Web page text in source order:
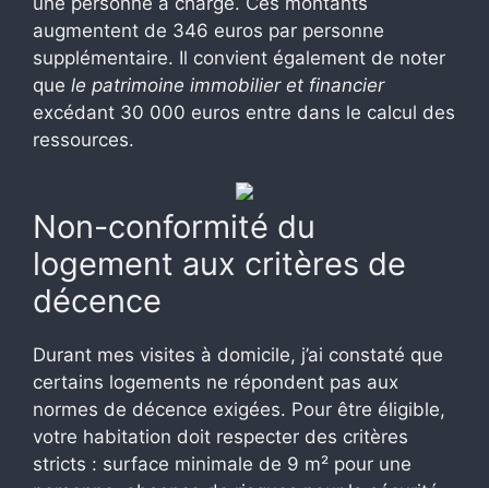
augmentent de 346 euros par personne
supplémentaire. Il convient également de noter
que le patrimoine immobilier et financier
excédant 30 000 euros entre dans le calcul des
ressources.
Non-conformité du
logement aux critères de
décence
Durant mes visites à domicile, j’ai constaté que
certains logements ne répondent pas aux
normes de décence exigées. Pour être éligible,
votre habitation doit respecter des critères
stricts : surface minimale de 9 m² pour une